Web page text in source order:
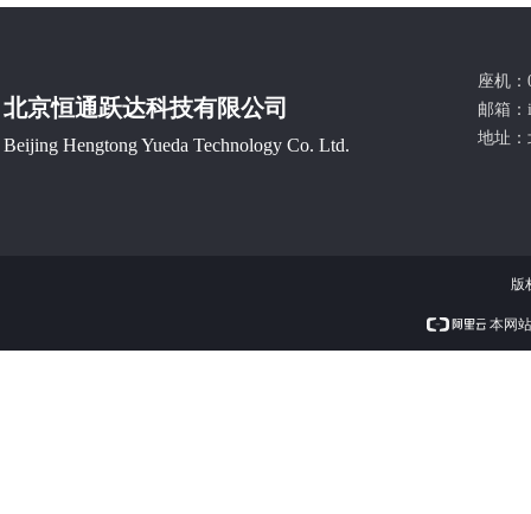
座机
邮箱：
地址：
北京恒通跃达科技有限公司
Beijing Hengtong Yueda Technology Co. Ltd.
版
本网